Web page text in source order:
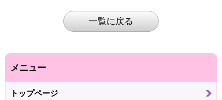
一覧に戻る
メニュー
トップページ